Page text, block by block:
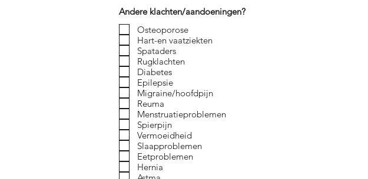
Andere klachten/aandoeningen?
Osteoporose
Hart-en vaatziekten
Spataders
Rugklachten
Diabetes
Epilepsie
Migraine/hoofdpijn
Reuma
Menstruatieproblemen
Spierpijn
Vermoeidheid
Slaapproblemen
Eetproblemen
Hernia